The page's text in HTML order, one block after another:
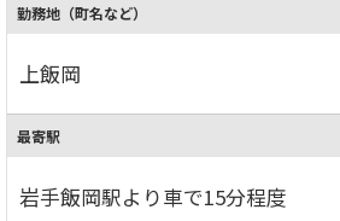
勤務地（町名など）
上飯岡
最寄駅
岩手飯岡駅より車で15分程度